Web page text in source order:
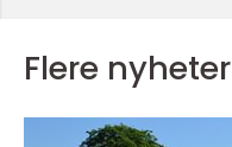
Flere nyheter